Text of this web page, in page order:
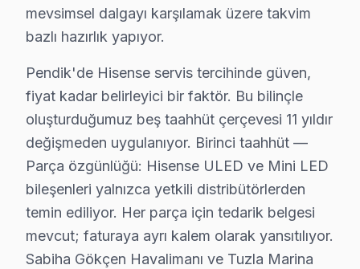
Esenler'de Hisense TV Servisi
Esenler Mahallesi'nde Hisense ekran'lerde görülen
Esenyalı'da Hisense TV Servisi
Esenyalı mahallesindeki sakinler, Hisense
Fatih'te Hisense TV Servisi
Fatih mahallesi, elektronik aletlerin onarımı için
Fevzi Çakmak'ta Hisense TV Servisi
Fevzi Çakmak mahallesinde Hisense TV servisi
mevsimsel dalgayı karşılamak üzere takvim
bazlı hazırlık yapıyor.
Pendik'de Hisense servis tercihinde güven,
fiyat kadar belirleyici bir faktör. Bu bilinçle
oluşturduğumuz beş taahhüt çerçevesi 11 yıldır
değişmeden uygulanıyor. Birinci taahhüt —
Parça özgünlüğü: Hisense ULED ve Mini LED
bileşenleri yalnızca yetkili distribütörlerden
temin ediliyor. Her parça için tedarik belgesi
mevcut; faturaya ayrı kalem olarak yansıtılıyor.
Sabiha Gökçen Havalimanı ve Tuzla Marina